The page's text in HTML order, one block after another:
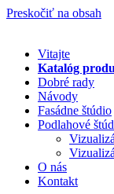
Preskočiť na obsah
Vitajte
Katalóg
Dobré rady
Návody
Fasádne štúdio
Podlahové
O nás
Kontakt